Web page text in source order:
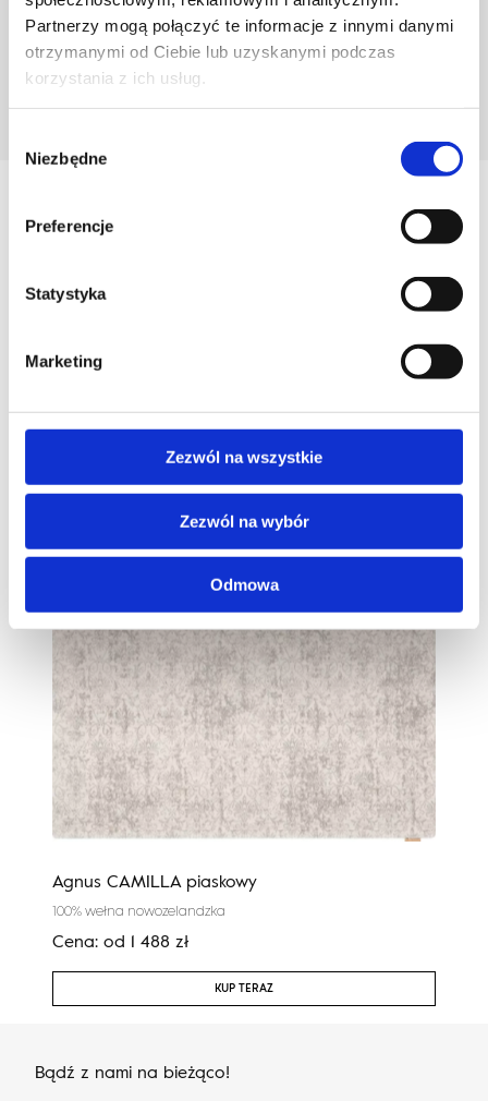
Partnerzy mogą połączyć te informacje z innymi danymi
otrzymanymi od Ciebie lub uzyskanymi podczas
korzystania z ich usług.
zgody
Niezbędne
Preferencje
Statystyka
Marketing
Zezwól na wszystkie
Zezwól na wybór
Odmowa
POZNAJ PROJEKTANTA
Podobne produkty
Agnus CAMILLA piaskowy
100% wełna nowozelandzka
Cena: od 1 488 zł
KUP TERAZ
Bądź z nami na bieżąco!